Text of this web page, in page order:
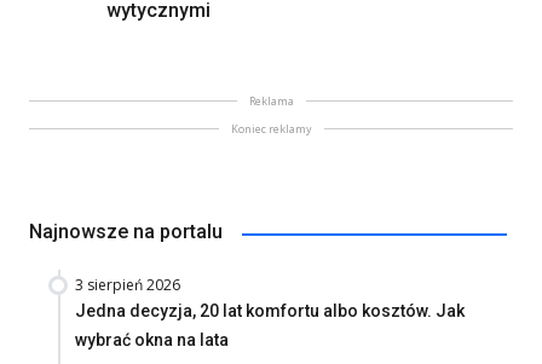
wytycznymi
Reklama
Koniec reklamy
Najnowsze na portalu
3 sierpień 2026
Jedna decyzja, 20 lat komfortu albo kosztów. Jak
wybrać okna na lata